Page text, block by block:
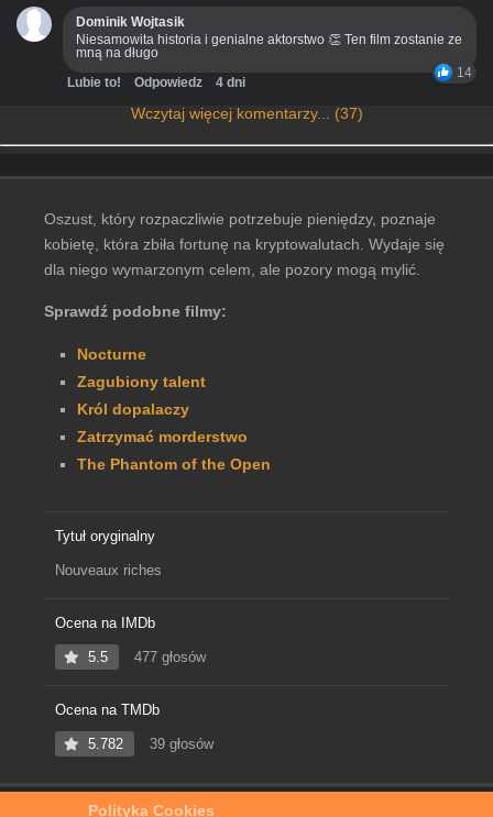
Polityka Cookies
Dominik Wojtasik
Niesamowita historia i genialne aktorstwo 👏 Ten film zostanie ze
mną na długo
14
Lubie to! Odpowiedz 4 dni
Wczytaj więcej komentarzy... (37)
Oszust, który rozpaczliwie potrzebuje pieniędzy, poznaje
kobietę, która zbiła fortunę na kryptowalutach. Wydaje się
dla niego wymarzonym celem, ale pozory mogą mylić.
Sprawdź podobne filmy:
Nocturne
Zagubiony talent
Król dopalaczy
Zatrzymać morderstwo
The Phantom of the Open
Tytuł oryginalny
Nouveaux riches
Ocena na IMDb
5.5 477 głosów
Ocena na TMDb
5.782 39 głosów